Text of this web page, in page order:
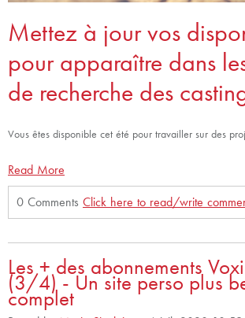
Mettez à jour vos
pour apparaître dans
de recherche des
Vous êtes disponible cet été pour travailler sur des
Read More
0 Comments Click here to read/write
Les + des abonnements
(3/4) - Un site perso plus
complet